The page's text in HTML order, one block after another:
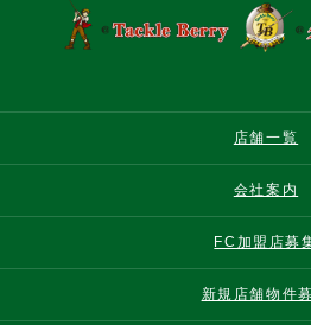
店舗一覧
会社案内
FC加盟店募
新規店舗物件